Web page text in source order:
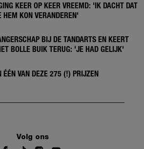
KEER OP KEER VREEMD: 'IK DACHT DAT
HEM KON VERANDEREN'
BIJ DE TANDARTS EN KEERT
BOLLE BUIK TERUG: 'JE HAD GELIJK'
ÉÉN VAN DEZE 275 (!) PRIJZEN
Volg ons